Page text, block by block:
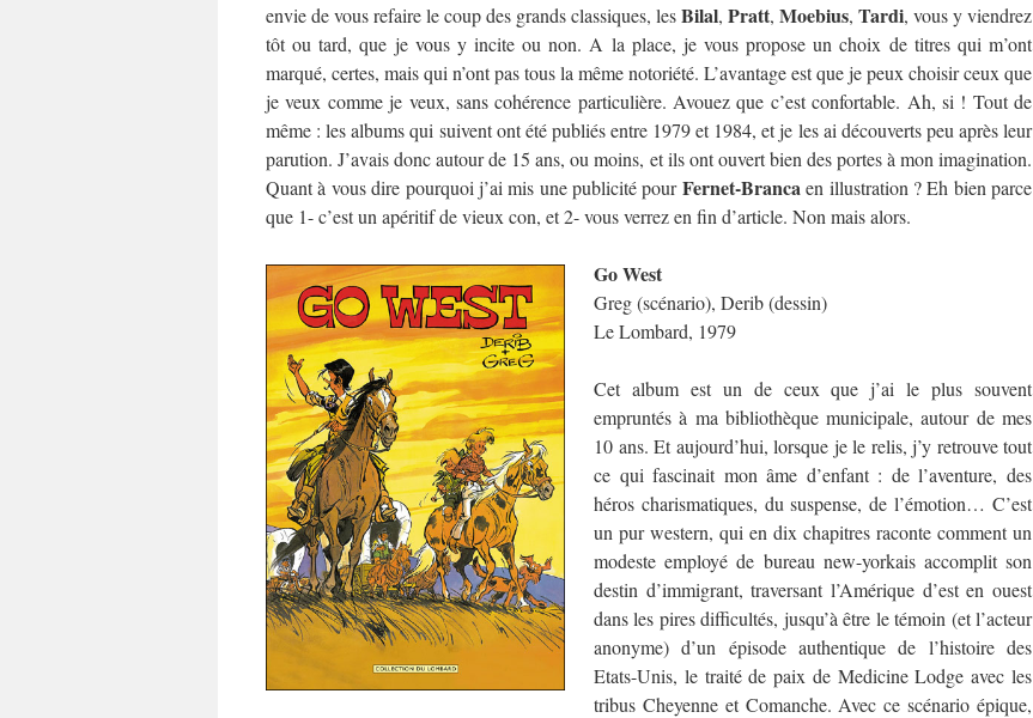
envie de vous refaire le coup des grands classiques, lesBilal, Pratt, Moebius, Tardi, vous y viendrez
tôt ou tard, que je vous y incite ou non. A la place, je vous propose un choix de titres qui m’ont
marqué, certes, mais qui n’ont pas tous la même notoriété. L’avantage est que je peux choisir ceux que
je veux comme je veux, sans cohérence particulière. Avouez que c’est confortable. Ah, si ! Tout de
même : les albums qui suivent ont été publiés entre 1979 et 1984, et je les ai découverts peu après leur
parution. J’avais donc autour de 15 ans, ou moins, et ils ont ouvert bien des portes à mon imagination.
Quant à vous dire pourquoi j’ai mis une publicité pourFernet-Branca en illustration ? Eh bien parce
que 1- c’est un apéritif de vieux con, et 2- vous verrez en fin d’article. Non mais alors.
Go West
Greg (scénario), Derib (dessin)
Le Lombard, 1979
Cet album est un de ceux que j’ai le plus souvent
empruntés à ma bibliothèque municipale, autour de mes
10 ans. Et aujourd’hui, lorsque je le relis, j’y retrouve tout
ce qui fascinait mon âme d’enfant : de l’aventure, des
héros charismatiques, du suspense, de l’émotion… C’est
un pur western, qui en dix chapitres raconte comment un
modeste employé de bureau new-yorkais accomplit son
destin d’immigrant, traversant l’Amérique d’est en ouest
dans les pires difficultés, jusqu’à être le témoin (et l’acteur
anonyme) d’un épisode authentique de l’histoire des
Etats-Unis, le traité de paix de Medicine Lodge avec les
tribus Cheyenne et Comanche. Avec ce scénario épique,